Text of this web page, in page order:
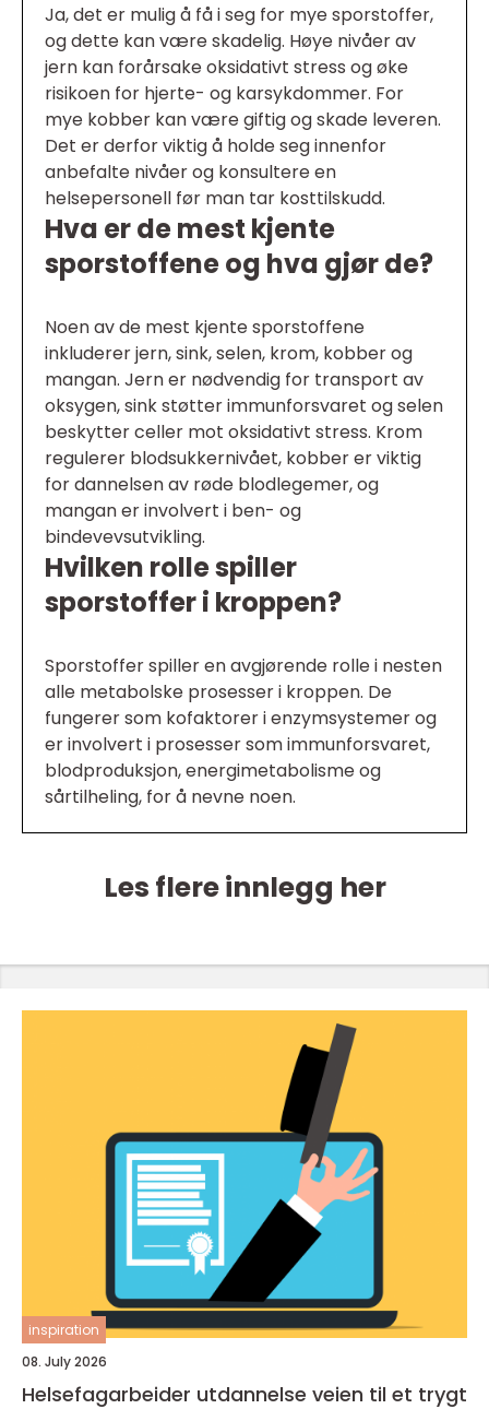
Ja, det er mulig å få i seg for mye sporstoffer,
og dette kan være skadelig. Høye nivåer av
jern kan forårsake oksidativt stress og øke
risikoen for hjerte- og karsykdommer. For
mye kobber kan være giftig og skade leveren.
Det er derfor viktig å holde seg innenfor
anbefalte nivåer og konsultere en
helsepersonell før man tar kosttilskudd.
Hva er de mest kjente
sporstoffene og hva gjør de?
Noen av de mest kjente sporstoffene
inkluderer jern, sink, selen, krom, kobber og
mangan. Jern er nødvendig for transport av
oksygen, sink støtter immunforsvaret og selen
beskytter celler mot oksidativt stress. Krom
regulerer blodsukkernivået, kobber er viktig
for dannelsen av røde blodlegemer, og
mangan er involvert i ben- og
bindevevsutvikling.
Hvilken rolle spiller
sporstoffer i kroppen?
Sporstoffer spiller en avgjørende rolle i nesten
alle metabolske prosesser i kroppen. De
fungerer som kofaktorer i enzymsystemer og
er involvert i prosesser som immunforsvaret,
blodproduksjon, energimetabolisme og
sårtilheling, for å nevne noen.
Les flere innlegg her
inspiration
08. July 2026
Helsefagarbeider utdannelse veien til et trygt